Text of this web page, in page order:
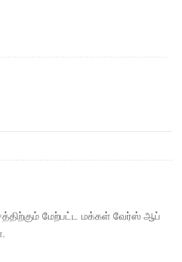
மேற்பட்ட மக்கள் வேர்ஸ் ஆப்